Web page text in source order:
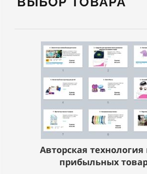
Авторская технология
прибыльных